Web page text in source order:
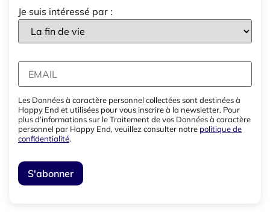
Je suis intéressé par :
Les Données à caractère personnel collectées sont destinées à
Happy End et utilisées pour vous inscrire à la newsletter. Pour
plus d’informations sur le Traitement de vos Données à caractère
personnel par Happy End, veuillez consulter notre politique de
confidentialité.